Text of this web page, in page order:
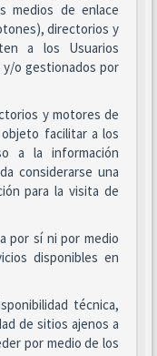
medios de enlace
directorios y
a los Usuarios
o gestionados por
y motores de
facilitar a los
a la información
considerarse una
para la visita de
por sí ni por medio
disponibles en
técnica,
de sitios ajenos a
por medio de los